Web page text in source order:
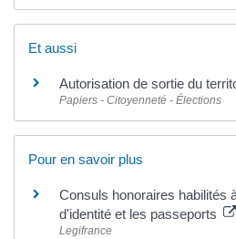
Et aussi
Autorisation de sortie du
Papiers - Citoyenneté - Élections
Pour en savoir plus
Consuls honoraires habilités
d'identité et les passeports
Legifrance